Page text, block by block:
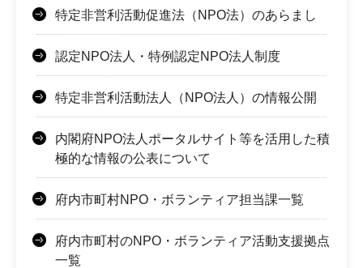
特定非営利活動促進法（NPO法）のあらまし
認定NPO法人・特例認定NPO法人制度
特定非営利活動法人（NPO法人）の情報公開
内閣府NPO法人ポータルサイト等を活用した積
極的な情報の公表について
府内市町村NPO・ボランティア担当課一覧
府内市町村のNPO・ボランティア活動支援拠点
一覧